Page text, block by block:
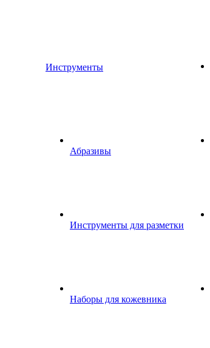
Инструменты
Абразивы
Инструменты для разметки
Наборы для кожевника